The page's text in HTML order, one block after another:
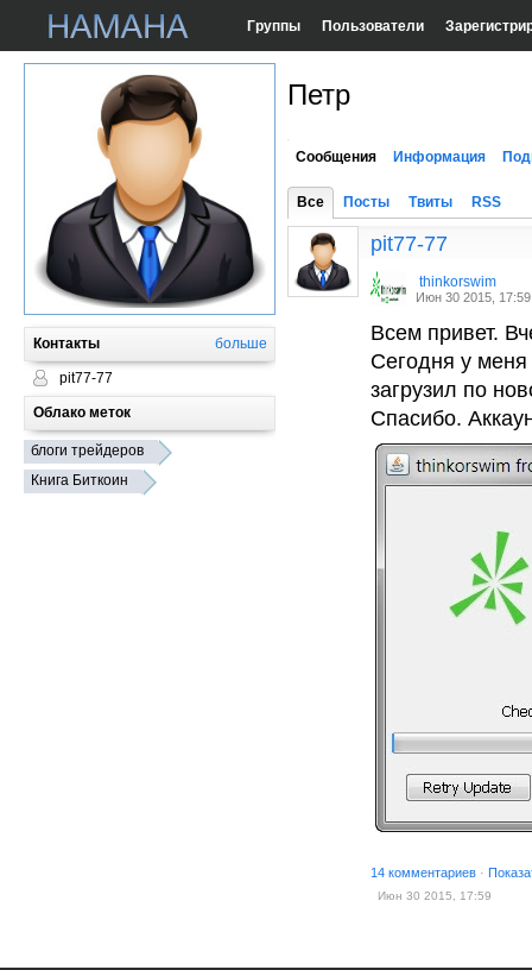
Группы Пользователи
Контакты больше
pit77-77
Облако меток
блоги трейдеров
Книга Биткоин
Петр
Сообщения Информация
Все Посты Твиты RSS
pit77-77
thinkorswim
Июн 30 2015, 17:59
Всем привет.
Сегодня у
загрузил по
Спасибо.
14 комментариев ·
Июн 30 2015, 17:59